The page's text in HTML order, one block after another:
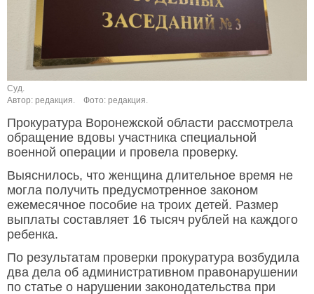
Суд.
Автор: редакция.
Фото: редакция.
Прокуратура Воронежской области рассмотрела
обращение вдовы участника специальной
военной операции и провела проверку.
Выяснилось, что женщина длительное время не
могла получить предусмотренное законом
ежемесячное пособие на троих детей. Размер
выплаты составляет 16 тысяч рублей на каждого
ребенка.
По результатам проверки прокуратура возбудила
два дела об административном правонарушении
по статье о нарушении законодательства при